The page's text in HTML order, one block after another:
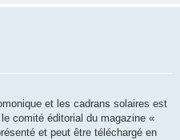
et les cadrans solaires est
comité éditorial du magazine «
et peut être téléchargé en